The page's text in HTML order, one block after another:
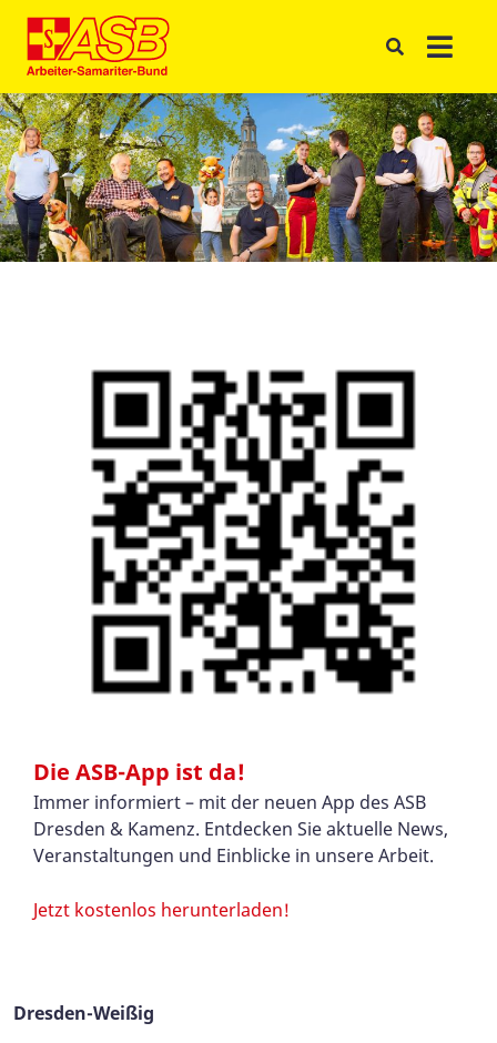
Die ASB-App ist da!
Immer informiert – mit der neuen App des ASB
Dresden & Kamenz. Entdecken Sie aktuelle News,
Veranstaltungen und Einblicke in unsere Arbeit.
Jetzt kostenlos herunterladen!
Dresden-Weißig